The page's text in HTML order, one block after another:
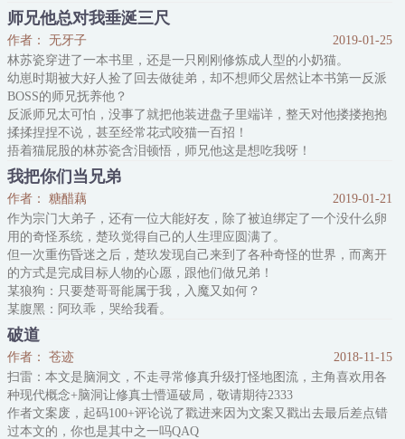
不曾想，这人早就盯上了她。
内容标签： 前世今生 仙侠修真 星际 甜文
搜索关键字：主角：秦潇、严凝瑾 ┃ 配角：雨竹、伊娃、白璇、凤
念、爱格 ┃ 其它：
师兄他总对我垂涎三尺
作者： 无牙子
2019-01-25
林苏瓷穿进了一本书里，还是一只刚刚修炼成人型的小奶猫。
幼崽时期被大好人捡了回去做徒弟，却不想师父居然让本书第一反派
BOSS的师兄抚养他？
反派师兄太可怕，没事了就把他装进盘子里端详，整天对他搂搂抱抱
揉揉捏捏不说，甚至经常花式咬猫一百招！
捂着猫屁股的林苏瓷含泪顿悟，师兄他这是想吃我呀！
几次三番迈着小短腿试图逃跑的小奶猫第无数次被抓回后，林苏瓷猫
爪子捂着脸只得认命。
不就是做反派BOSS旗下的首席小弟么？把你的手从我尾巴上拿开，
这个猫腿子我当就是了！
无脑苏苏苏甜甜甜宠宠宠
内容标签：
我把你们当兄弟
作者： 糖醋藕
2019-01-21
作为宗门大弟子，还有一位大能好友，除了被迫绑定了一个没什么卵
用的奇怪系统，楚玖觉得自己的人生理应圆满了。
但一次重伤昏迷之后，楚玖发现自己来到了各种奇怪的世界，而离开
的方式是完成目标人物的心愿，跟他们做兄弟！
某狼狗：只要楚哥哥能属于我，入魔又如何？
某腹黑：阿玖乖，哭给我看。
某反派：能伤楚玖的只有我。
系统总结：楚玖啊，你是有吸引变态的特殊体质吧。
楚玖：额，虽然每次遇到的变态很多，但幸好折玉他还是正常的！
系统：你确定？
在亲眼目睹挚友楚玖惨死，回溯时间后的薛折玉只有一个想法：
去
破道
作者： 苍迹
2018-11-15
扫雷：本文是脑洞文，不走寻常修真升级打怪地图流，主角喜欢用各
种现代概念+脑洞让修真士懵逼破局，敬请期待2333
作者文案废，起码100+评论说了戳进来因为文案又戳出去最后差点错
过本文的，你也是其中之一吗QAQ